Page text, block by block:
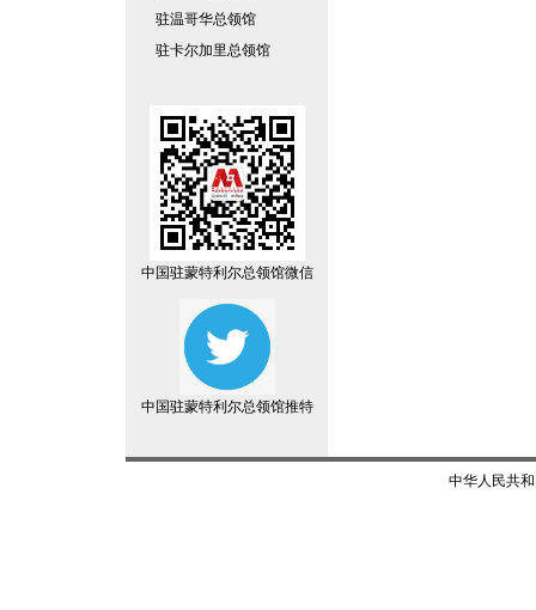
驻温哥华总领馆
驻卡尔加里总领馆
中国驻蒙特利尔总领馆微信
中国驻蒙特利尔总领馆推特
中华人民共